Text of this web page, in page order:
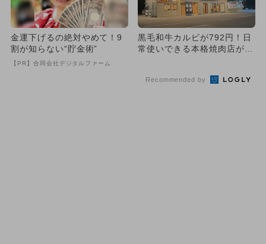
金運下げるの絶対やめて！9
割が知らない“貯金術”
【PR】合同会社デジタルファーム
黒毛和牛カルビが792円！日
常使いできる本格焼肉店が愛
Recommended by